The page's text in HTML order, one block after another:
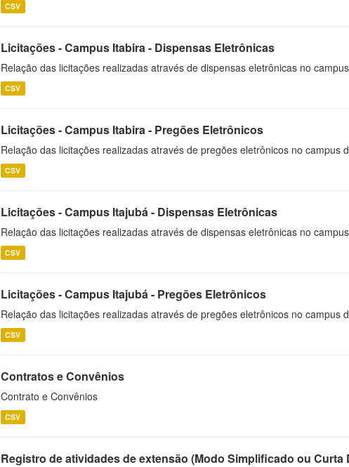
CSV
Licitações - Campus Itabira - Dispensas Eletrônicas
Relação das licitações realizadas através de dispensas eletrônicas no
CSV
Licitações - Campus Itabira - Pregões Eletrônicos
Relação das licitações realizadas através de pregões eletrônicos no campus
CSV
Licitações - Campus Itajubá - Dispensas Eletrônicas
Relação das licitações realizadas através de dispensas eletrônicas no
CSV
Licitações - Campus Itajubá - Pregões Eletrônicos
Relação das licitações realizadas através de pregões eletrônicos no campus
CSV
Contratos e Convênios
Contrato e Convênios
CSV
Registro de atividades de extensão (Modo Simplificado ou Curta